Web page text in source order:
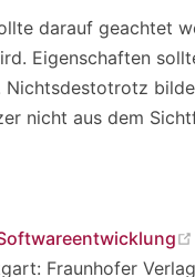
darauf geachtet
Eigenschaften
nicht aus dem
Fraunhofer